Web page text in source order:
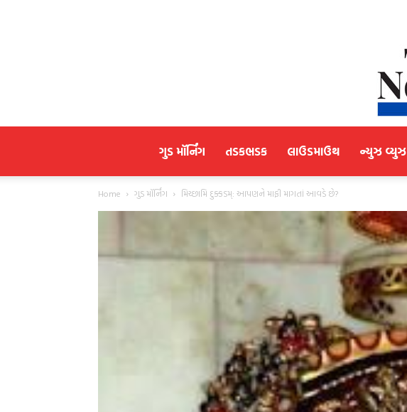
ગુડ મૉર્નિંગ તડકભડક લાઉડમાઉથ ન્યુઝ વ્યુઝ
Home ગુડ મૉર્નિંગ મિચ્છામિ દુક્કડમ્: આપણને માફી માગતાં આવડે છે?